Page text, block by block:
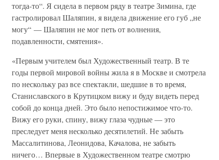
тогда-то“. Я сидела в первом ряду в театре Зимина, где
гастролировал Шаляпин, я видела движение его губ „не
могу“ — Шаляпин не мог петь от волнения,
подавленности, смятения».
«Первым учителем был Художественный театр. В те
годы первой мировой войны жила я в Москве и смотрела
по нескольку раз все спектакли, шедшие в то время,
Станиславского в Крутицком вижу и буду видеть перед
собой до конца дней. Это было непостижимое что-то.
Вижу его руки, спину, вижу глаза чудные — это
преследует меня несколько десятилетий. Не забыть
Массалитинова, Леонидова, Качалова, не забыть
ничего… Впервые в Художественном театре смотрю